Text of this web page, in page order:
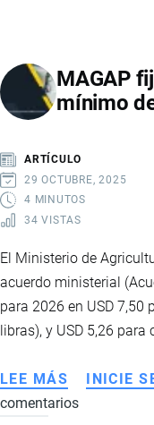
MINA
DE
IMPULSARÁ
LA
ECONOMÍA
EMPLEO
ECUADOR
MAGAP
mínimo
ARTÍCULO
29 OCTUBRE, 2025
4 MINUTOS
34 VISTAS
El Ministerio de
acuerdo ministerial
para 2026 en USD 7,50
libras), y USD 5,26
LEE MÁS SOBRE
MAGAP
INICIE
comentarios